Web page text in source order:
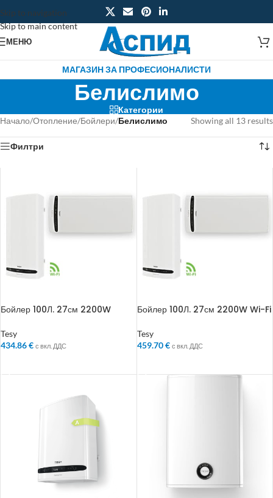
Skip to navigation
Skip to main content
МЕНЮ
МАГАЗИН ЗА ПРОФЕСИОНАЛИСТИ
Белислимо
Категории
Начало/Отопление/Бойлери/Белислимо Showing all 13 results
Филтри
Бойлер 100Л. 27см 2200W
Tesy
434.86€ с вкл. ДДС
Бойлер 100Л. 27см 2200W Wi-Fi
Tesy
459.70€ с вкл. ДДС